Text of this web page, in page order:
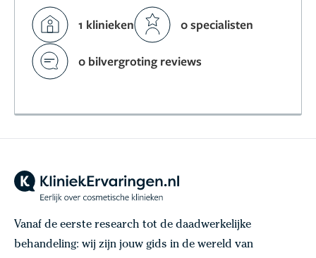
1 klinieken 0 specialisten
0 bilvergroting reviews
Vanaf de eerste research tot de daadwerkelijke
behandeling: wij zijn jouw gids in de wereld van